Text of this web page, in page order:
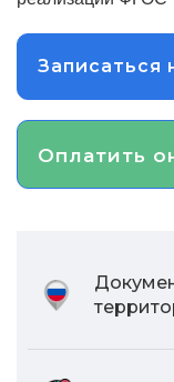
Записаться
Оплатить